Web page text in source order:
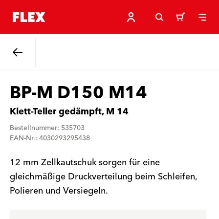
BP-M D150 M14
Klett-Teller gedämpft, M 14
Bestellnummer: 535703
EAN-Nr.: 4030293295438
12 mm Zellkautschuk sorgen für eine
gleichmäßige Druckverteilung beim Schleifen,
Polieren und Versiegeln.